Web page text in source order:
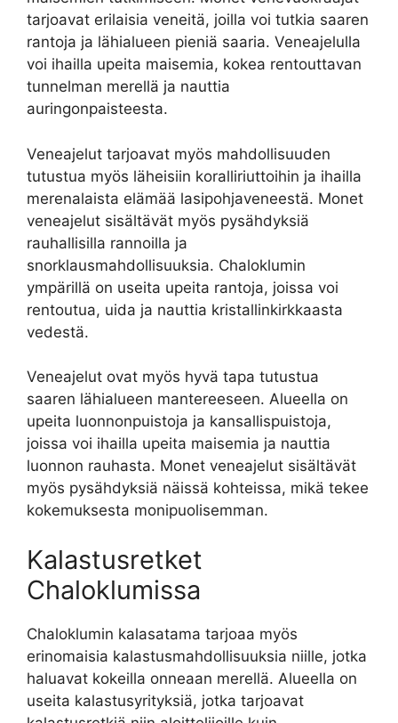
tarjoavat erilaisia veneitä, joilla voi tutkia saaren
rantoja ja lähialueen pieniä saaria. Veneajelulla
voi ihailla upeita maisemia, kokea rentouttavan
tunnelman merellä ja nauttia
auringonpaisteesta.
Veneajelut tarjoavat myös mahdollisuuden
tutustua myös läheisiin koralliriuttoihin ja ihailla
merenalaista elämää lasipohjaveneestä. Monet
veneajelut sisältävät myös pysähdyksiä
rauhallisilla rannoilla ja
snorklausmahdollisuuksia. Chaloklumin
ympärillä on useita upeita rantoja, joissa voi
rentoutua, uida ja nauttia kristallinkirkkaasta
vedestä.
Veneajelut ovat myös hyvä tapa tutustua
saaren lähialueen mantereeseen. Alueella on
upeita luonnonpuistoja ja kansallispuistoja,
joissa voi ihailla upeita maisemia ja nauttia
luonnon rauhasta. Monet veneajelut sisältävät
myös pysähdyksiä näissä kohteissa, mikä tekee
kokemuksesta monipuolisemman.
Kalastusretket
Chaloklumissa
Chaloklumin kalasatama tarjoaa myös
erinomaisia kalastusmahdollisuuksia niille, jotka
haluavat kokeilla onneaan merellä. Alueella on
useita kalastusyrityksiä, jotka tarjoavat